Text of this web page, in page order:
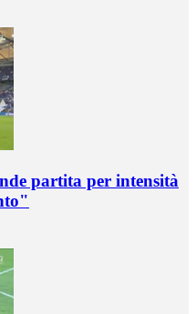
partita per intensità